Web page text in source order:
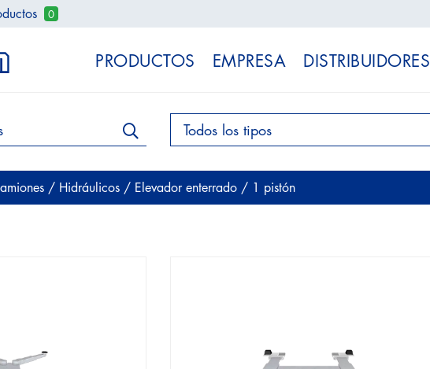
0
PRODUCTOS EMPRESA DISTRIBUIDORES
/ Hidráulicos / Elevador enterrado / 1 pistón